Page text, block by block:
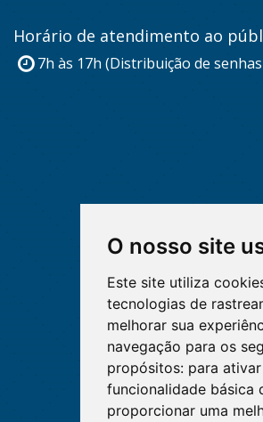
O nosso site
Este site utiliza
tecnologias de
melhorar sua
navegação para os
propósitos: para
funcionalidade básica
proporcionar uma
Horário de atendimento ao
7h às 17h (Distribuição de